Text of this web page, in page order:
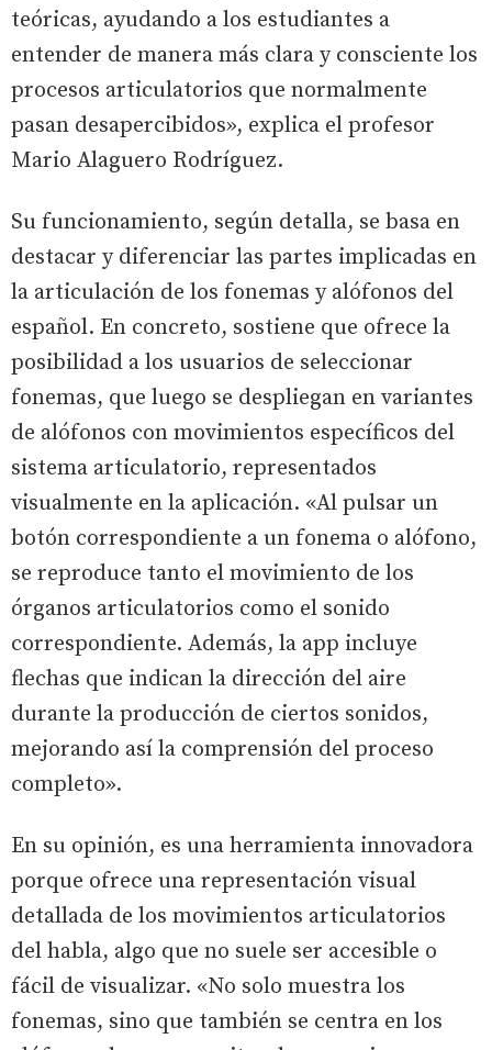
teóricas, ayudando a los estudiantes a
entender de manera más clara y consciente los
procesos articulatorios que normalmente
pasan desapercibidos», explica el profesor
Mario Alaguero Rodríguez.
Su funcionamiento, según detalla, se basa en
destacar y diferenciar las partes implicadas en
la articulación de los fonemas y alófonos del
español. En concreto, sostiene que ofrece la
posibilidad a los usuarios de seleccionar
fonemas, que luego se despliegan en variantes
de alófonos con movimientos específicos del
sistema articulatorio, representados
visualmente en la aplicación. «Al pulsar un
botón correspondiente a un fonema o alófono,
se reproduce tanto el movimiento de los
órganos articulatorios como el sonido
correspondiente. Además, la app incluye
flechas que indican la dirección del aire
durante la producción de ciertos sonidos,
mejorando así la comprensión del proceso
completo».
En su opinión, es una herramienta innovadora
porque ofrece una representación visual
detallada de los movimientos articulatorios
del habla, algo que no suele ser accesible o
fácil de visualizar. «No solo muestra los
fonemas, sino que también se centra en los